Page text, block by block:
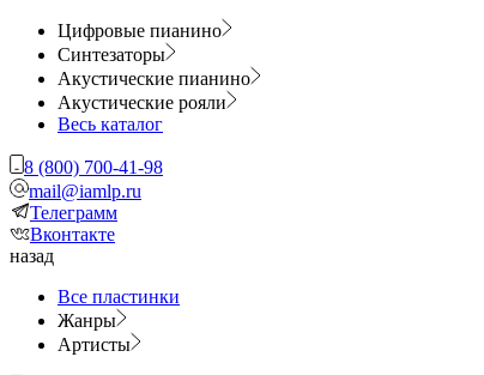
Цифровые пианино
Синтезаторы
Акустические пианино
Акустические рояли
Весь каталог
8 (800) 700-41-98
mail@iamlp.ru
Телеграмм
Вконтакте
назад
Все пластинки
Жанры
Артисты